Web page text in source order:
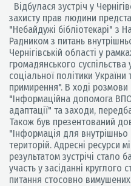
Відбулася зустріч у
захисту прав людини
"Небайдужі бібліотекарі" з
Радником з питань
Чернігівській області у
громадянського суспільства
соціальної політики
примирення". В ході
"Інформаційна допомога
адаптації" та заходи,
Також був презентований
"Інформація для
територій. Адресні ресурси
результатом зустрічі стало
участь у засіданні круглого
питання стосовно